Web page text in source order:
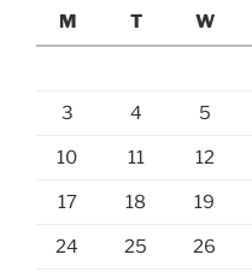
M
T W
3 4 5
10 11 12
17 18 19
24 25 26